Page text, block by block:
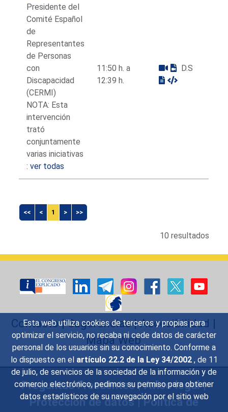
Esta web utiliza cookies de terceros y propias para
optimizar el servicio, no recaba ni cede datos de carácter
personal de los usuarios sin su conocimiento. Conforme a
lo dispuesto en el artículo 22.2 de la Ley 34/2002 , de 11
de julio, de servicios de la sociedad de la información y de
comercio electrónico, pedimos su permiso para obtener
datos estadísticos de su navegación por el sitio web
Presidente del
Comité Español
de
Representantes
de Personas
con
Discapacidad
(CERMI)
NOTA: Esta
intervención
trató
conjuntamente
varias iniciativas
:ver todas
11:50 h. a
12:39 h.
D.S
<< < 1 > >>
10 resultados
Contacto|Sugerencias|Accesibilidad |
Mapa Web
Preguntas Frecuentes|Aviso legal|
Protección de datos|Política de